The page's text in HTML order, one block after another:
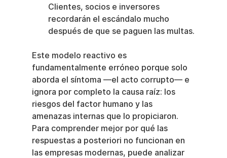
Clientes, socios e inversores
recordarán el escándalo mucho
después de que se paguen las multas.
Este modelo reactivo es
fundamentalmente erróneo porque solo
aborda el síntoma —el acto corrupto— e
ignora por completo la causa raíz: los
riesgos del factor humano y las
amenazas internas que lo propiciaron.
Para comprender mejor por qué las
respuestas a posteriori no funcionan en
las empresas modernas, puede analizar